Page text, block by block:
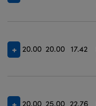
20.00 20.00 17.42
20.00 25.00 22.76